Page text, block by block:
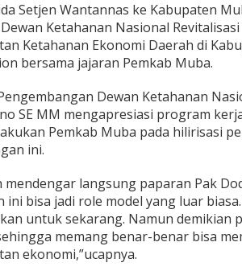
Setjen Wantannas ke Kabupaten
Ketahanan Nasional
Ketahanan Ekonomi Daerah di
bersama jajaran Pemkab Muba.
Dewan Ketahanan
SE MM mengapresiasi program
Pemkab Muba pada hilirisasi
ini.
mendengar langsung paparan Pak
ini bisa jadi role model yang luar
untuk sekarang. Namun demikian
memang benar-benar bisa
ekonomi,”ucapnya.